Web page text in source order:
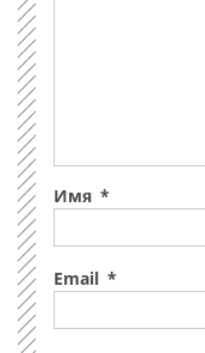
Имя *
Email *